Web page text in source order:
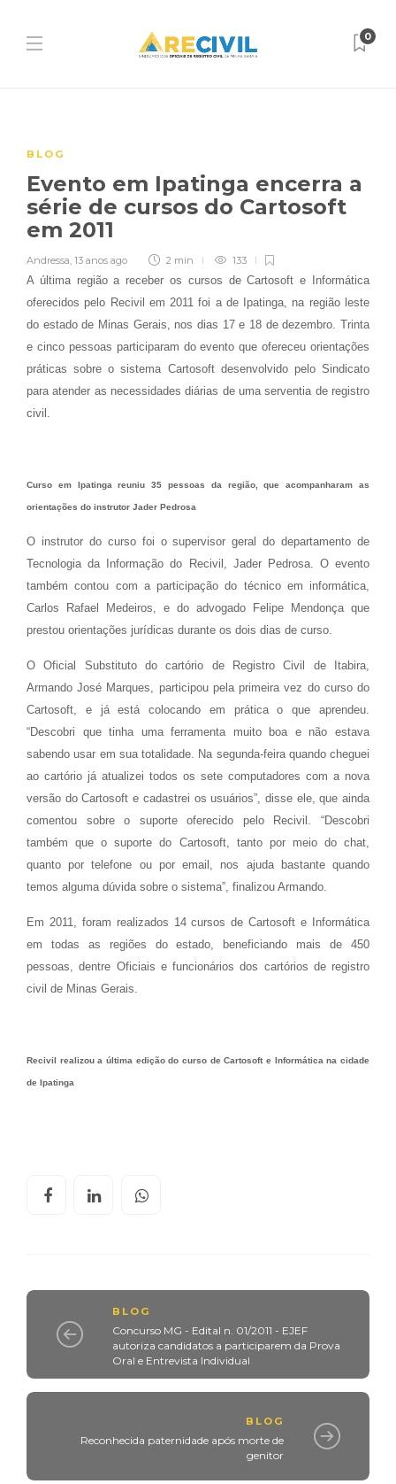
0
BLOG
Evento em Ipatinga encerra a
série de cursos do Cartosoft
em 2011
Andressa, 13 anos ago 2 min 133
A última região a receber os cursos de Cartosoft e Informática
oferecidos pelo Recivil em 2011 foi a de Ipatinga, na região leste
do estado de Minas Gerais, nos dias 17 e 18 de dezembro. Trinta
e cinco pessoas participaram do evento que ofereceu orientações
práticas sobre o sistema Cartosoft desenvolvido pelo Sindicato
para atender as necessidades diárias de uma serventia de registro
civil.
Curso em Ipatinga reuniu 35 pessoas da região, que acompanharam as
orientações do instrutor Jader Pedrosa
O instrutor do curso foi o supervisor geral do departamento de
Tecnologia da Informação do Recivil, Jader Pedrosa. O evento
também contou com a participação do técnico em informática,
Carlos Rafael Medeiros, e do advogado Felipe Mendonça que
prestou orientações jurídicas durante os dois dias de curso.
O Oficial Substituto do cartório de Registro Civil de Itabira,
Armando José Marques, participou pela primeira vez do curso do
Cartosoft, e já está colocando em prática o que aprendeu.
“Descobri que tinha uma ferramenta muito boa e não estava
sabendo usar em sua totalidade. Na segunda-feira quando cheguei
ao cartório já atualizei todos os sete computadores com a nova
versão do Cartosoft e cadastrei os usuários”, disse ele, que ainda
comentou sobre o suporte oferecido pelo Recivil. “Descobri
também que o suporte do Cartosoft, tanto por meio do chat,
quanto por telefone ou por email, nos ajuda bastante quando
temos alguma dúvida sobre o sistema”, finalizou Armando.
Em 2011, foram realizados 14 cursos de Cartosoft e Informática
em todas as regiões do estado, beneficiando mais de 450
pessoas, dentre Oficiais e funcionários dos cartórios de registro
civil de Minas Gerais.
Recivil realizou a última edição do curso de Cartosoft e Informática na cidade
de Ipatinga
BLOG
Concurso MG - Edital n. 01/2011 - EJEF
autoriza candidatos a participarem da Prova
Oral e Entrevista Individual
BLOG
Reconhecida paternidade após morte de
genitor